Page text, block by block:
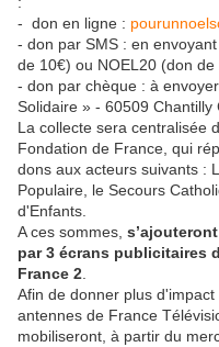
- don en ligne :
- don par SMS : en
de 10€) ou NOEL20 (don
- don par chèque : à
Solidaire » - 60509 Chantilly
La collecte sera centralisée
Fondation de France, qui
dons aux acteurs suivants :
Populaire, le Secours
d'Enfants.
A ces sommes,
par 3 écrans publicitaires
France 2
Afin de donner plus
antennes de France
mobiliseront, à partir du